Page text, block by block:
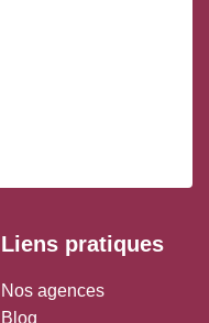
Liens pratiques
Nos agences
Blog